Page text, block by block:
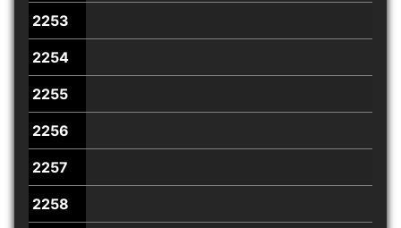
2253
2254
2255
2256
2257
2258